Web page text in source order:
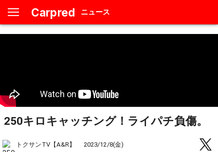
Carpred ニュース
250キロキャッチング！ライパチ負傷。
トクサンTV【A&R】 2023/12/8(金)